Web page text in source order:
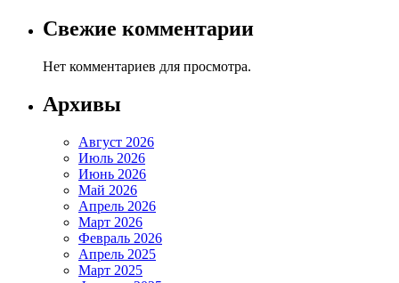
Свежие комментарии
Нет комментариев для просмотра.
Архивы
Август 2026
Июль 2026
Июнь 2026
Май 2026
Апрель 2026
Март 2026
Февраль 2026
Апрель 2025
Март 2025